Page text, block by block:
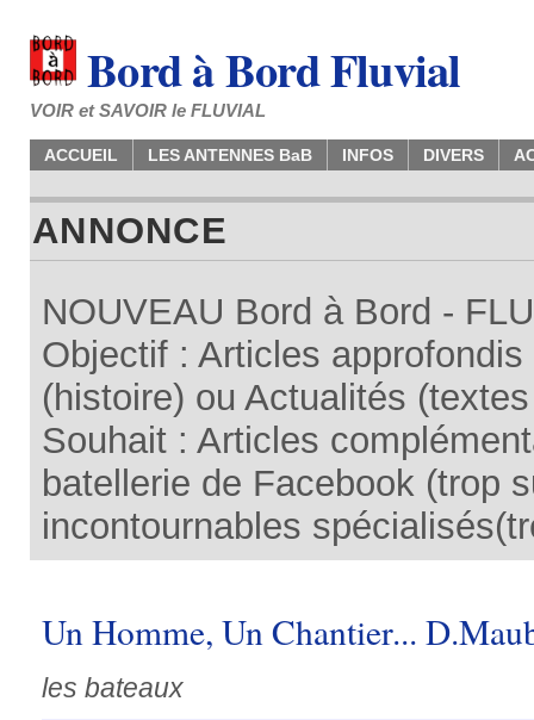
Bord à Bord Fluvial
VOIR et SAVOIR le FLUVIAL
ACCUEIL LES ANTENNES BaB INFOS DIVERS
ANNONCE
NOUVEAU Bord à Bord -
Objectif : Articles
(histoire) ou Actualités
Souhait : Articles
batellerie de Facebook (trop
incontournables
Un Homme, Un Chantier...
les bateaux